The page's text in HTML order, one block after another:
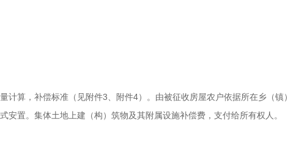
算，补偿标准（见附件3、附件4）。由被征收房屋农户依据所在乡（镇）
置。集体土地上建（构）筑物及其附属设施补偿费，支付给所有权人。